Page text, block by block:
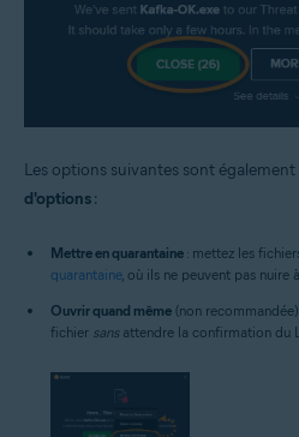
Les options suivantes sont
d'options:
Mettre en quarantaine : mettez les
quarantaine, où ils ne peuvent pas nuire
Ouvrir quand même (non
fichier sansattendre la confirmation du